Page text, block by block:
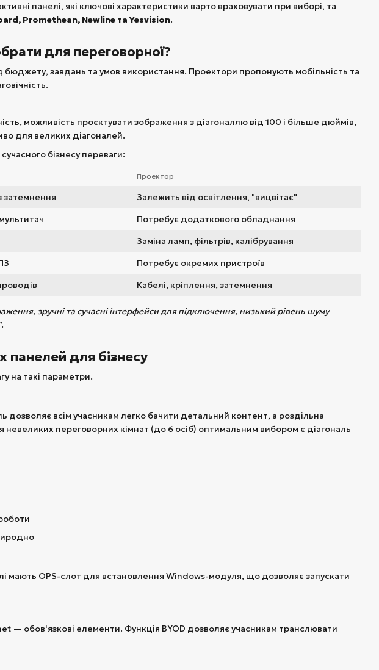
панелі, які ключові характеристики варто враховувати при виборі, та
Promethean, Newline та Yesvision.
для переговорної?
завдань та умов використання. Проектори пропонують мобільність та
можливість проєктувати зображення з діагоналлю від 100 і більше дюймів,
для великих діагоналей.
бізнесу переваги:
Проектор
затемнення
Залежить від освітлення, "вицвітає"
Потребує додаткового обладнання
Заміна ламп, фільтрів, калібрування
Потребує окремих пристроїв
Кабелі, кріплення, затемнення
зручні та сучасні інтерфейси для підключення, низький рівень шуму
.
панелей для бізнесу
на такі параметри.
всім учасникам легко бачити детальний контент, а роздільна
невеликих переговорних кімнат (до 6 осіб) оптимальним вибором є діагональ
мають OPS-слот для встановлення Windows-модуля, що дозволяє запускати
— обов'язкові елементи. Функція BYOD дозволяє учасникам транслювати